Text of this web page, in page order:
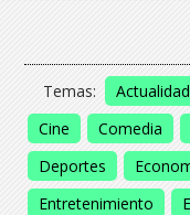
Temas: Actualidad
Cine
Comedia
Deportes
Entretenimiento